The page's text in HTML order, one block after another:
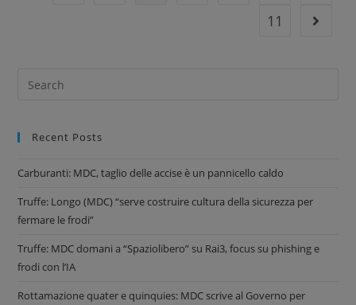
11
Recent Posts
Carburanti: MDC, taglio delle accise è un pannicello caldo
Truffe: Longo (MDC) “serve costruire cultura della sicurezza per
fermare le frodi”
Truffe: MDC domani a “Spaziolibero” su Rai3, focus su phishing e
frodi con l’IA
Rottamazione quater e quinquies: MDC scrive al Governo per